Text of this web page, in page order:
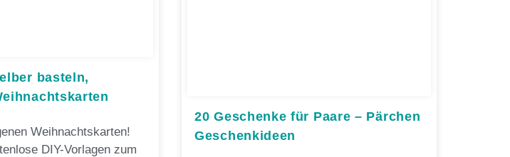
basteln,
Weihnachtskarten!
DIY-Vorlagen zum
20 Geschenke für Paare – Pärchen
Geschenkideen